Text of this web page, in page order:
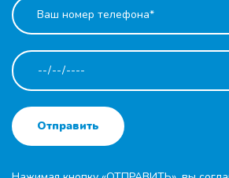
Отправить